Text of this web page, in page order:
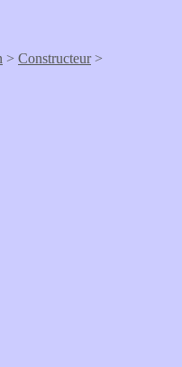
> Constructeur>